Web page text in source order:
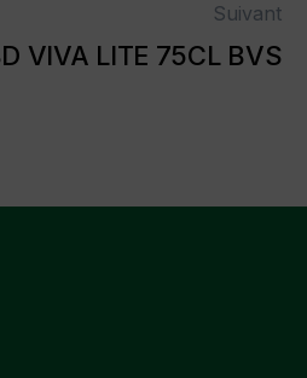
Suivant
VIVA LITE 75CL BVS